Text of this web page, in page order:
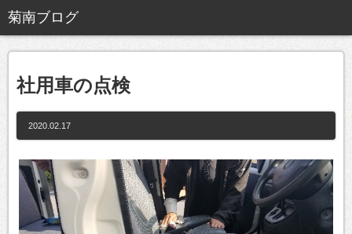
社用車の点検
2020.02.17